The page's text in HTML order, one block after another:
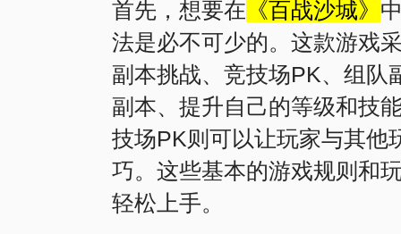
首先，想要在 《百战沙城》
法是必不可少的。这款游戏
副本挑战、竞技场PK、组队
副本、提升自己的等级和技
技场PK则可以让玩家与其他
巧。这些基本的游戏规则和
轻松上手。